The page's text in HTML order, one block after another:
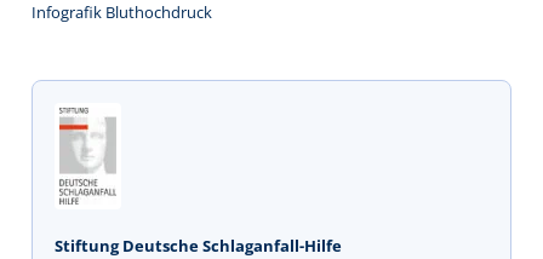
Infografik Bluthochdruck
Stiftung Deutsche Schlaganfall-Hilfe